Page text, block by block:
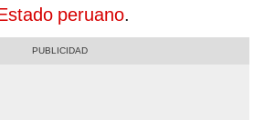
peruano.